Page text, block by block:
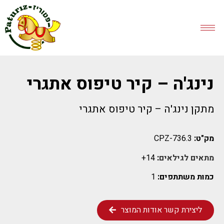
נינג'ה – קיר טיפוס אתגרי
מתקן נינג'ה – קיר טיפוס אתגרי
מק"ט:
מתאים לגילאים:
כמות משתתפים:
ליצירת קשר אודות המוצר